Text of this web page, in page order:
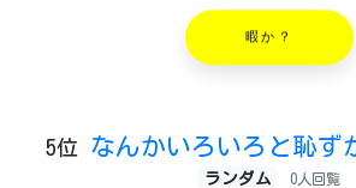
暇か？
5位 なんかいろいろと恥ず
ランダム 0人回覧